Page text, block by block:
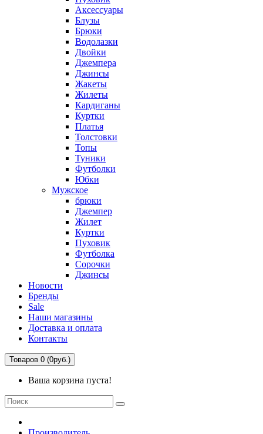
Аксессуары
Блузы
Брюки
Водолазки
Двойки
Джемпера
Джинсы
Жакеты
Жилеты
Кардиганы
Куртки
Платья
Толстовки
Топы
Туники
Футболки
Юбки
Мужское
брюки
Джемпер
Жилет
Куртки
Пуховик
Футболка
Сорочки
Джинсы
Новости
Бренды
Sale
Наши магазины
Доставка и оплата
Контакты
Товаров 0 (0руб.)
Ваша корзина пуста!